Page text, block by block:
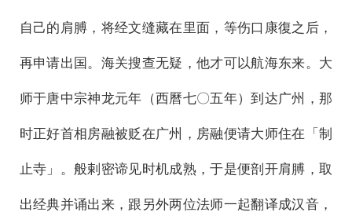
自己的肩膊，将经文缝藏在里面，等伤口康復之后，
再申请出国。海关搜查无疑，他才可以航海东来。大
师于唐中宗神龙元年（西曆七〇五年）到达广州，那
时正好首相房融被贬在广州，房融便请大师住在「制
止寺」。般剌密谛见时机成熟，于是便剖开肩膊，取
出经典并诵出来，跟另外两位法师一起翻译成汉音，